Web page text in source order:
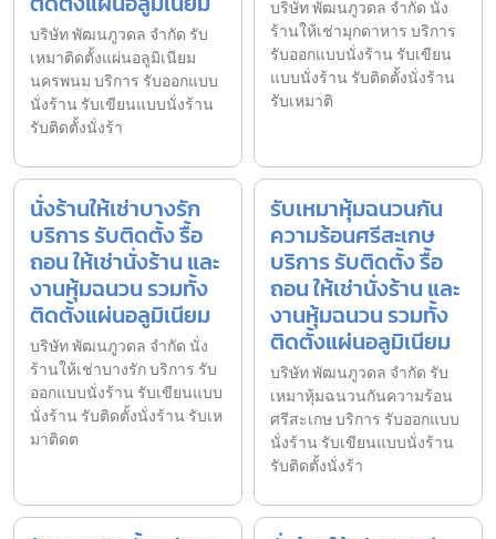
บริษัท พัฒนภูวดล จำกัด รับ
เหมาติดตั้งแผ่นอลูมิเนียม
นครพนม บริการ รับออกแบบ
นั่งร้าน รับเขียนแบบนั่งร้าน
รับติดตั้งนั่งร้า
บริษัท พัฒนภูวดล จำกัด นั่ง
ร้านให้เช่ามุกดาหาร บริการ
รับออกแบบนั่งร้าน รับเขียน
แบบนั่งร้าน รับติดตั้งนั่งร้าน
รับเหมาติ
นั่งร้านให้เช่าบางรัก
บริการ รับติดตั้ง รื้อ
ถอน ให้เช่านั่งร้าน และ
งานหุ้มฉนวน รวมทั้ง
ติดตั้งแผ่นอลูมิเนียม
บริษัท พัฒนภูวดล จำกัด นั่ง
ร้านให้เช่าบางรัก บริการ รับ
ออกแบบนั่งร้าน รับเขียนแบบ
นั่งร้าน รับติดตั้งนั่งร้าน รับเห
มาติดต
รับเหมาหุ้มฉนวนกัน
ความร้อนศรีสะเกษ
บริการ รับติดตั้ง รื้อ
ถอน ให้เช่านั่งร้าน และ
งานหุ้มฉนวน รวมทั้ง
ติดตั้งแผ่นอลูมิเนียม
บริษัท พัฒนภูวดล จำกัด รับ
เหมาหุ้มฉนวนกันความร้อน
ศรีสะเกษ บริการ รับออกแบบ
นั่งร้าน รับเขียนแบบนั่งร้าน
รับติดตั้งนั่งร้า